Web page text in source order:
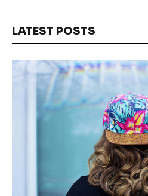
LATEST POSTS